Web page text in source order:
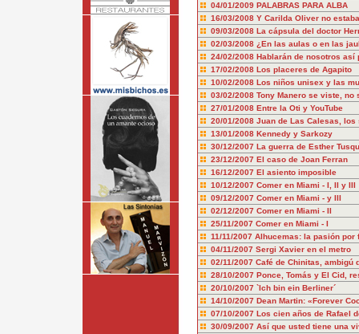
04/01/2009 PALABRAS PARA ALBA
16/03/2008 Y Carilda Oliver no
09/03/2008 La cápsula del doctor
02/03/2008 ¿En las aulas o en las
24/02/2008 Hablarán de nosotros así
17/02/2008 Los placeres de Agapito
10/02/2008 Los niños unisex y las
03/02/2008 Tony Manero se viste, no
27/01/2008 Entre la Oti y YouTube
20/01/2008 Juan de Las Calesas,
13/01/2008 Kennedy y Sarkozy
30/12/2007 La guerra de Esther
23/12/2007 El caso de Joan Ferran
16/12/2007 El asiento imposible
10/12/2007 Comer en Miami - I, II y III
09/12/2007 Comer en Miami - y III
02/12/2007 Comer en Miami - II
25/11/2007 Comer en Miami - I
11/11/2007 Alhucemas: la pasión por
04/11/2007 Sergi Xavier en el metro
02/11/2007 Café de Chinitas, ambigú
28/10/2007 Ponce, Tomás y El Cid,
20/10/2007 `Ich bin ein Berliner´
14/10/2007 Dean Martin: «Forever
07/10/2007 Los cien años de Rafael
30/09/2007 Así que usted tiene una